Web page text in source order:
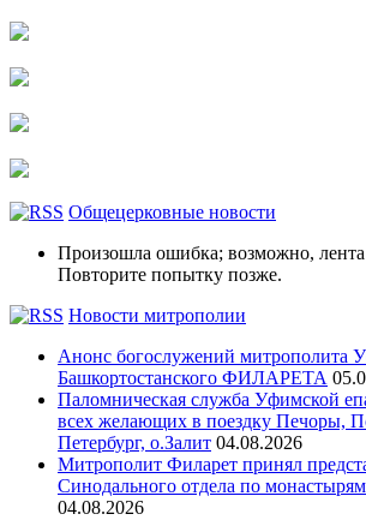
Общецерковные новости
Произошла ошибка; возможно, лента
Повторите попытку позже.
Новости митрополии
Анонс богослужений митрополита
Башкортостанского ФИЛАРЕТА
Паломническая служба Уфимской
всех желающих в поездку Печоры,
Петербург, о.Залит 04.08.2026
Митрополит Филарет принял
Синодального отдела по
04.08.2026